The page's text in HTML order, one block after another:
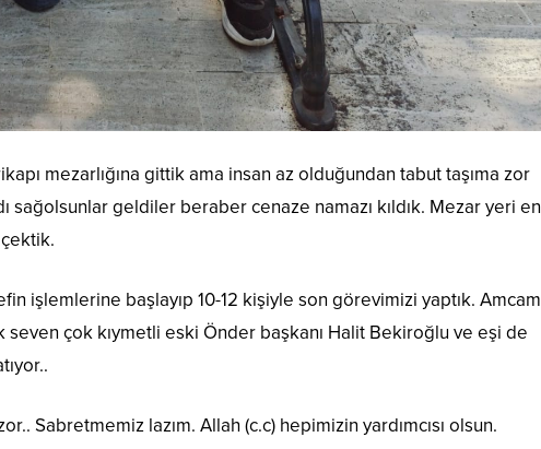
mezarlığına gittik ama insan az olduğundan tabut taşıma zor
sağolsunlar geldiler beraber cenaze namazı kıldık. Mezar yeri en
işlemlerine başlayıp 10-12 kişiyle son görevimizi yaptık. Amcam
seven çok kıymetli eski Önder başkanı Halit Bekiroğlu ve eşi de
Sabretmemiz lazım. Allah (c.c) hepimizin yardımcısı olsun.